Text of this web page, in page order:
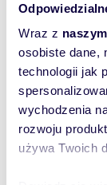
Wraz z
osobiste dane,
technologii jak
wychodzenia
rozwoju
używa Twoich
lub
oraz